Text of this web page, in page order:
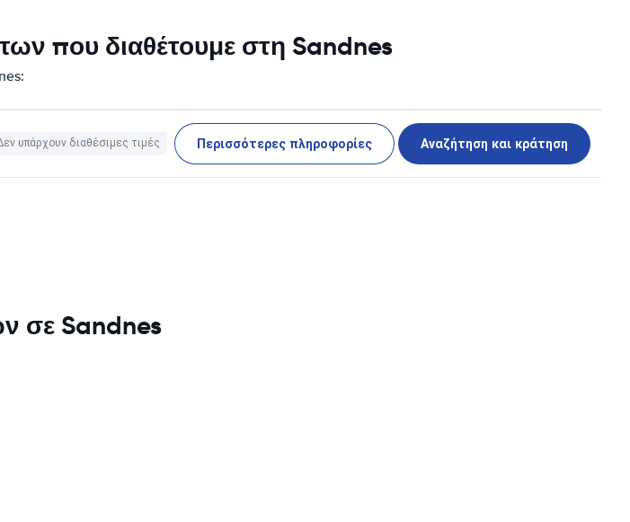
που διαθέτουμε στη Sandnes
υπάρχουν διαθέσιμες τιμές Περισσότερες πληροφορίες Αναζήτηση και κράτηση
σε Sandnes